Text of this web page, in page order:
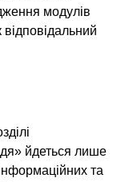
модулів
йдеться лише
та